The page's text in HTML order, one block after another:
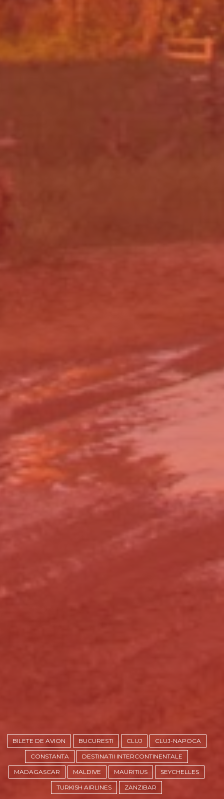
BILETE DE AVION BUCURESTI CLUJ CLUJ-NAPOCA
CONSTANTA DESTINATII INTERCONTINENTALE
MADAGASCAR MALDIVE MAURITIUS SEYCHELLES
TURKISH AIRLINES ZANZIBAR